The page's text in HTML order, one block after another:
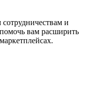
и
вам расширить